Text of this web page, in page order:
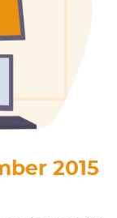
2015